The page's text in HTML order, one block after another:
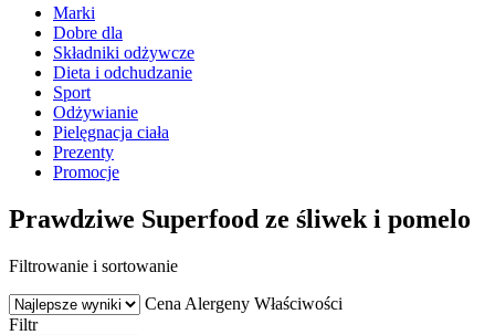
Marki
Dobre dla
Składniki odżywcze
Dieta i odchudzanie
Sport
Odżywianie
Pielęgnacja ciała
Prezenty
Promocje
Prawdziwe Superfood ze śliwek i pomelo
Filtrowanie i sortowanie
Cena Alergeny Właściwości
Filtr